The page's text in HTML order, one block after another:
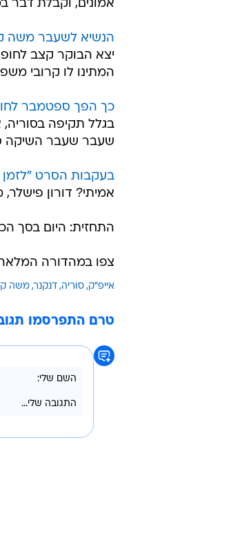
אמונים, וקבלת דבר
הנשיא לשעבר משה קצב יצא
יצא הבוקר קצב
המתינו לו קרובי
כך הפך ספטמבר
בגלל תקיפה
שעבר שעבר השיקה
בעקבות הסרט
אמיתי? דורון
התחזית: היום בסך
צפו במהדורה
אייפ"ק סוריה דנקנר משה
טרם התפרסמו